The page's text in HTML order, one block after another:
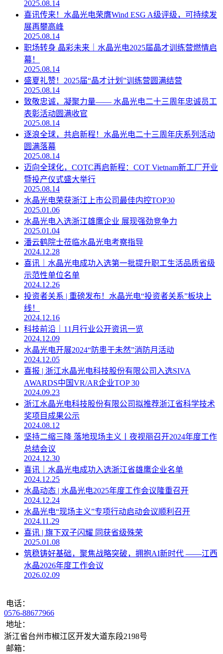
2025.08.14
喜讯传来！水晶光电荣膺Wind ESG A级评级，可持续发
展再攀高峰
2025.08.14
职场转身 晶彩未来｜水晶光电2025届晶才训练营燃情启
幕！
2025.08.14
盛夏礼赞！2025届“晶才计划”训练营圆满结营
2025.08.14
致敬忠诚，凝聚力量—— 水晶光电二十三周年忠诚员工
表彰活动圆满收官
2025.08.14
逐浪全球，共启新程！水晶光电二十三周年庆系列活动
圆满落幕
2025.08.14
迈向全球化，COTC再启新程：COT Vietnam新工厂开业
暨投产仪式盛大举行
2025.08.14
水晶光电荣获浙江上市公司最佳内控TOP30
2025.01.06
水晶光电入选浙江雄鹰企业 展现强劲竞争力
2025.01.04
潘云鹤院士莅临水晶光电考察指导
2024.12.28
喜讯｜水晶光电成功入选第一批提升职工生活品质省级
示范性单位名单
2024.12.26
投资者关系 | 重磅发布！水晶光电“投资者关系”板块上
线！
2024.12.16
科技前沿｜11月行业公开资讯一览
2024.12.09
水晶光电开展2024“防患于未然”消防月活动
2024.12.05
喜报 | 浙江水晶光电科技股份有限公司入选SIVA
AWARDS中国VR/AR企业TOP 30
2024.09.23
浙江水晶光电科技股份有限公司拟推荐浙江省科学技术
奖项目成果公示
2024.08.12
坚持二缩三降 落地现场主义丨夜视丽召开2024年度工作
总结会议
2024.12.30
喜讯｜水晶光电成功入选浙江省雄鹰企业名单
2024.12.25
水晶动态 | 水晶光电2025年度工作会议隆重召开
2024.12.24
水晶光电“现场主义”专项行动启动会议顺利召开
2024.11.29
喜讯 | 旗下双子闪耀 同获省级殊荣
2025.01.08
筑稳铸好基础，聚焦战略突破，拥抱AI新时代 ——江西
水晶2026年度工作会议
2026.02.09
电话：
0576-88677966
地址：
浙江省台州市椒江区开发大道东段2198号
邮箱：